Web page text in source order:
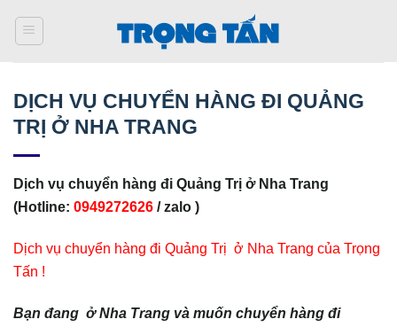
qua
DỊCH VỤ CHUYỂN HÀNG ĐI QUẢNG
TRỊ Ở NHA TRANG
Dịch vụ chuyển hàng đi Quảng Trị ở Nha Trang
(Hotline: 0949272626 / zalo )
Dịch vụ chuyển hàng đi Quảng Trị ở Nha Trang của Trọng
Tấn !
Bạn đang ở Nha Trang và muốn chuyển hàng đi